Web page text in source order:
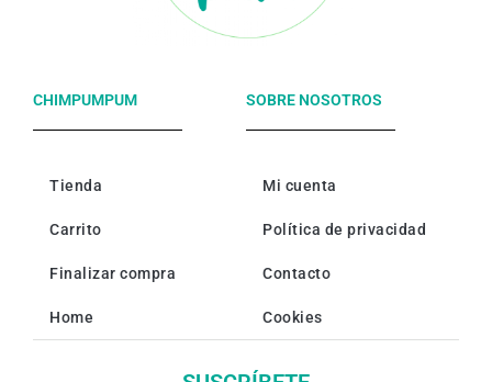
CHIMPUMPUM
Tienda
Carrito
Finalizar compra
Home
SOBRE NOSOTROS
Mi cuenta
Política de privacidad
Contacto
Cookies